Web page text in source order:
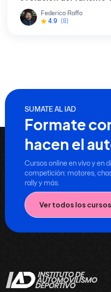
Federico Raffo
4.9 (8)
SUMATE AL IAD
Formate
hacen el
Cursos online en vivo y en
competición: motores,
rally y más.
Ver todos los cursos